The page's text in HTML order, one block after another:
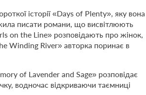
історії «Days of Plenty», яку вона
писати романи, що висвітлюють
on the Line» розповідають про жінок,
Winding River» авторка поринає в
of Lavender and Sage» розповідає
водночас відкриваючи таємниці